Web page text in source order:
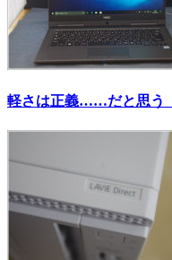
軽さは正義……だと思う